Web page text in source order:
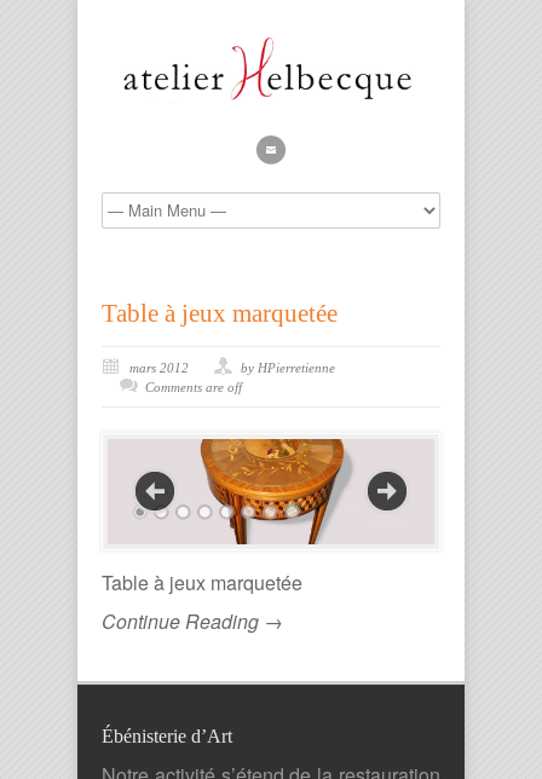
Table à jeux marquetée
mars 2012
by HPierretienne
Comments are off
Table à jeux marquetée
Continue Reading →
Ébénisterie d’Art